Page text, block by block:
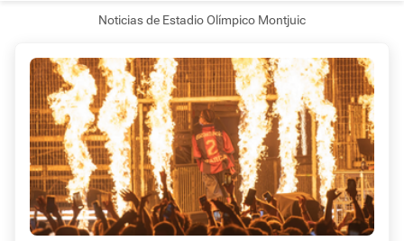
Noticias de Estadio Olímpico Montjuic